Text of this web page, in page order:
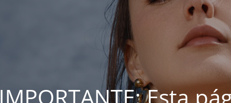
IMPORTANTE: Esta